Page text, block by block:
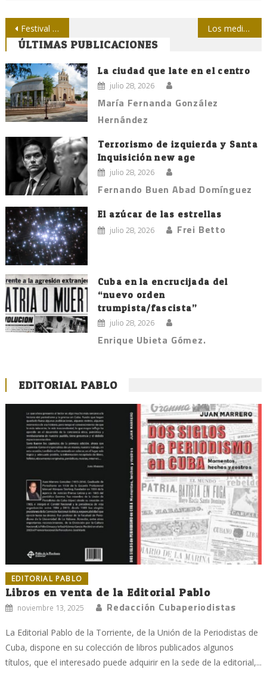
Navegación
de
entradas
Festival del Nuevo Cine Latinoamericano Los medios después de Internet
ÚLTIMAS PUBLICACIONES
La ciudad que late en el centro
julio 28, 2026
María Fernanda González
Hernández
Terrorismo de izquierda y Santa
Inquisición new age
julio 28, 2026
Fernando Buen Abad Domínguez
El azúcar de las estrellas
julio 28, 2026 Frei Betto
Cuba en la encrucijada del
“nuevo orden
trumpista/fascista”
julio 28, 2026
Enrique Ubieta Gómez.
EDITORIAL PABLO
EDITORIAL PABLO
Libros en venta de la Editorial Pablo
noviembre 13, 2025 Redacción Cubaperiodistas
La Editorial Pablo de la Torriente, de la Unión de la Periodistas de
Cuba, dispone en su colección de libros publicados algunos
títulos, que el interesado puede adquirir en la sede de la editorial,...